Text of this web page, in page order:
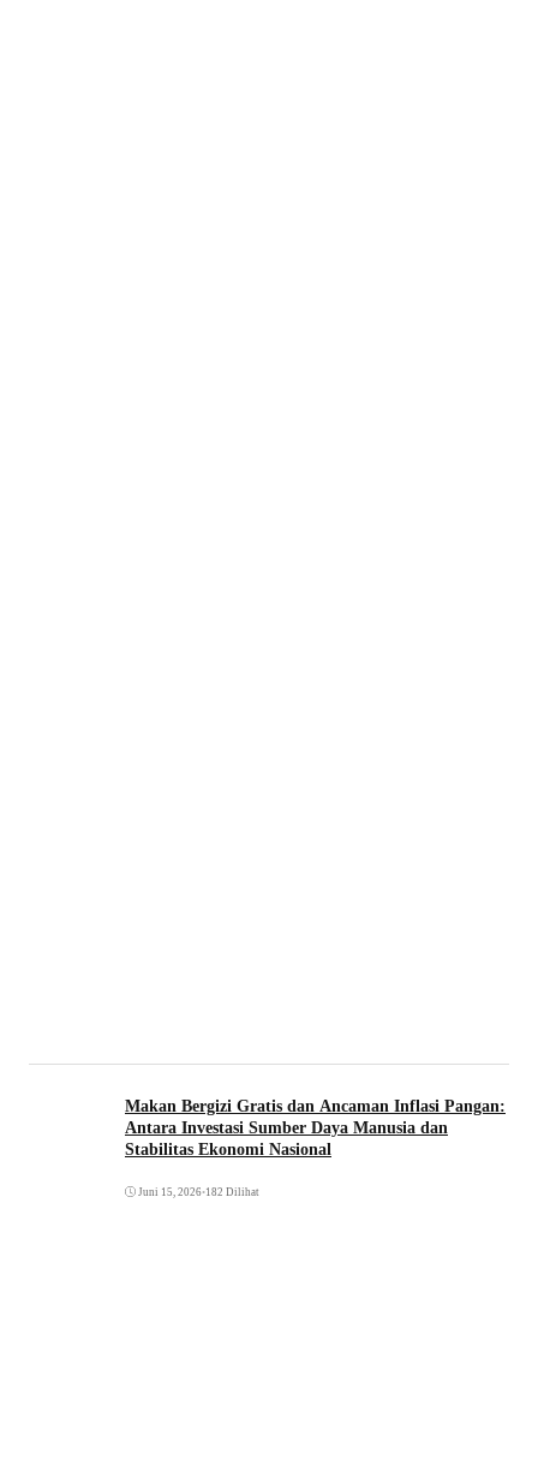
Makan Bergizi Gratis dan Ancaman Inflasi Pangan:
Antara Investasi Sumber Daya Manusia dan
Stabilitas Ekonomi Nasional
Juni 15, 2026•182 Dilihat